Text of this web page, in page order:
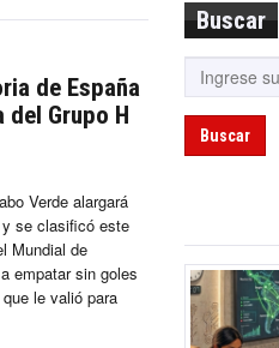
de España
del Grupo H
Verde alargará
se clasificó este
Mundial de
empatar sin goles
le valió para
Buscar
Buscar